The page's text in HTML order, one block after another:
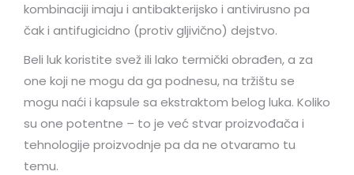
kombinaciji imaju i antibakterijsko i antivirusno pa
čak i antifugicidno (protiv gljivično) dejstvo.
Beli luk koristite svež ili lako termički obrađen, a za
one koji ne mogu da ga podnesu, na tržištu se
mogu naći i kapsule sa ekstraktom belog luka. Koliko
su one potentne – to je već stvar proizvođača i
tehnologije proizvodnje pa da ne otvaramo tu
temu.